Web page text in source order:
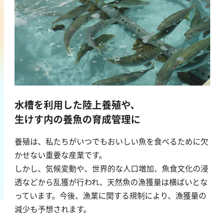
水槽を利用した陸上養殖や、
生けす内の養魚の育成管理に
養殖は、私たちがいつでもおいしい魚を食べるために欠
かせない重要な産業です。
しかし、気候変動や、世界的な人口増加、魚食文化の浸
透などから乱獲が行われ、天然魚の漁獲量は横ばいとな
っています。今後、漁業に関する規制により、漁獲量の
減少も予想されます。
銀
クロム
鉄
銅
鉛
ニッケル
マンガン
モリブデン
有機汚濁
BOD
COD
過マンガン酸カリウム消費量